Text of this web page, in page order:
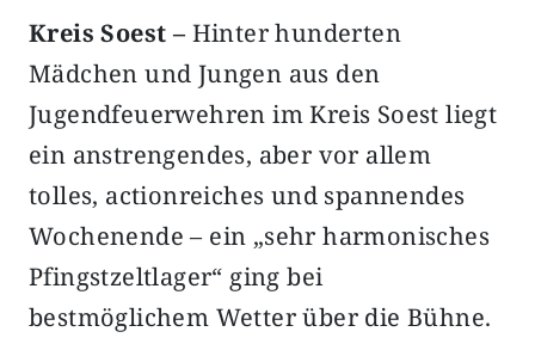
Kreis Soest – Hinter hunderten
Mädchen und Jungen aus den
Jugendfeuerwehren im Kreis Soest liegt
ein anstrengendes, aber vor allem
tolles, actionreiches und spannendes
Wochenende – ein „sehr harmonisches
Pfingstzeltlager“ ging bei
bestmöglichem Wetter über die Bühne.